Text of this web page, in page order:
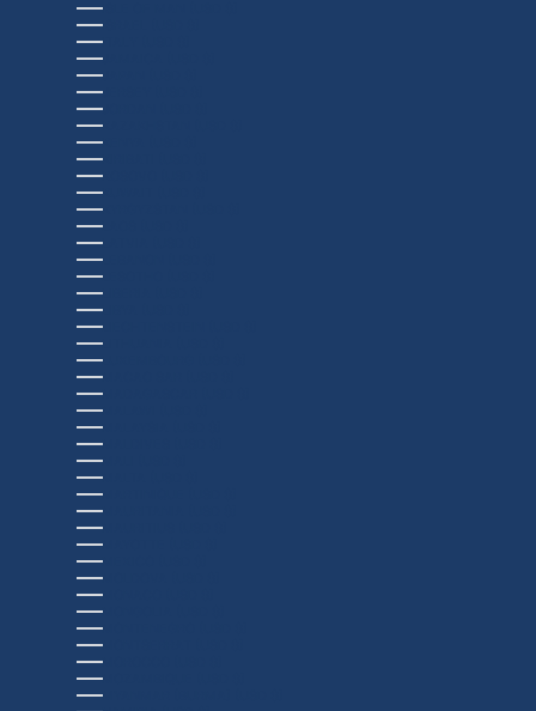
ISLE OF MAN (USD $)
ISRAEL (USD $)
ITALY (USD $)
JAMAICA (USD $)
JAPAN (USD $)
JERSEY (USD $)
JORDAN (USD $)
KAZAKHSTAN (USD $)
KENYA (USD $)
KIRIBATI (USD $)
KOSOVO (USD $)
KUWAIT (USD $)
KYRGYZSTAN (USD $)
LAOS (USD $)
LATVIA (USD $)
LEBANON (USD $)
LESOTHO (USD $)
LIBERIA (USD $)
LIBYA (USD $)
LIECHTENSTEIN (USD $)
LITHUANIA (USD $)
LUXEMBOURG (USD $)
MACAO SAR (USD $)
MADAGASCAR (USD $)
MALAWI (USD $)
MALAYSIA (USD $)
MALDIVES (USD $)
MALI (USD $)
MALTA (USD $)
MARTINIQUE (USD $)
MAURITANIA (USD $)
MAURITIUS (USD $)
MAYOTTE (USD $)
MEXICO (USD $)
MOLDOVA (USD $)
MONACO (USD $)
MONGOLIA (USD $)
MONTENEGRO (USD $)
MONTSERRAT (USD $)
MOROCCO (USD $)
MOZAMBIQUE (USD $)
MYANMAR (BURMA) (USD $)